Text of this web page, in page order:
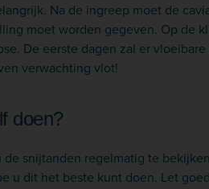
Na de ingreep moet de
moet worden gegeven. Op de
De eerste dagen zal er
verwachting vlot!
doen?
snijtanden regelmatig te
u dit het beste kunt doen. Let